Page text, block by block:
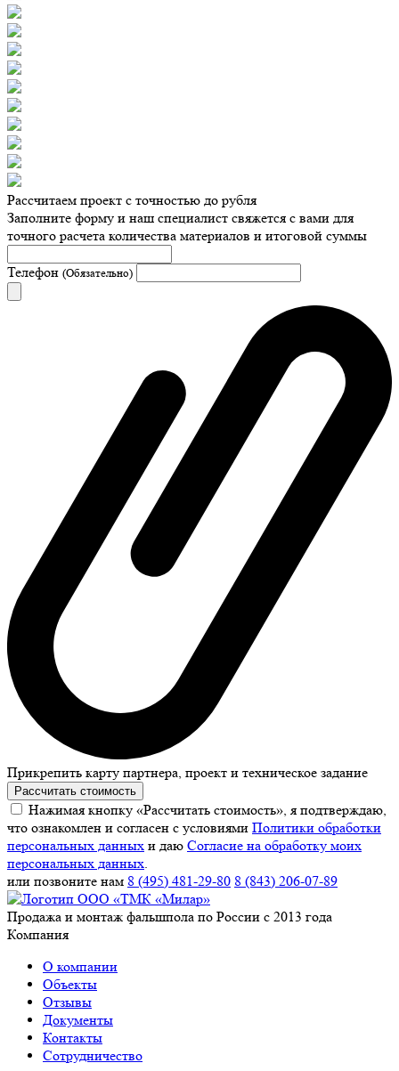
Рассчитаем проект с точностью до рубля
Заполните форму и наш специалист свяжется с вами для
точного расчета количества материалов и итоговой суммы
Телефон (Обязательно)
Прикрепить карту партнера, проект и техническое задание
Рассчитать стоимость
Нажимая кнопку «Рассчитать стоимость», я подтверждаю,
что ознакомлен и согласен с условиями Политики обработки
персональных данных и даю Согласие на обработку моих
персональных данных.
или позвоните нам 8 (495) 481-29-80 8 (843) 206-07-89
Продажа и монтаж фальшпола по России с 2013 года
Компания
О компании
Объекты
Отзывы
Документы
Контакты
Сотрудничество